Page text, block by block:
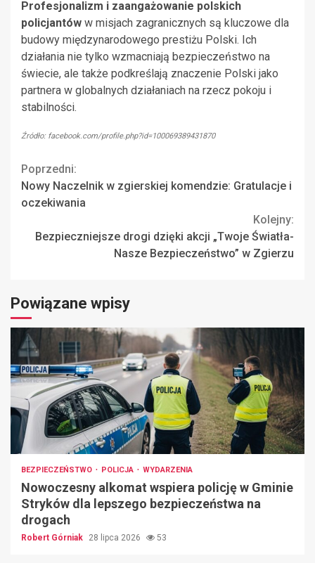
Profesjonalizm i zaangażowanie polskich
policjantów w misjach zagranicznych są kluczowe dla
budowy międzynarodowego prestiżu Polski. Ich
działania nie tylko wzmacniają bezpieczeństwo na
świecie, ale także podkreślają znaczenie Polski jako
partnera w globalnych działaniach na rzecz pokoju i
stabilności.
Źródło: facebook.com/profile.php?id=100069389431870
Continue
Reading
Poprzedni:
Nowy Naczelnik w zgierskiej komendzie: Gratulacje i
oczekiwania
Kolejny:
Bezpieczniejsze drogi dzięki akcji „Twoje Światła-
Nasze Bezpieczeństwo” w Zgierzu
Powiązane wpisy
BEZPIECZEŃSTWO POLICJA WYDARZENIA
Nowoczesny alkomat wspiera policję w Gminie
Stryków dla lepszego bezpieczeństwa na
drogach
Robert Górniak 28 lipca 2026 53